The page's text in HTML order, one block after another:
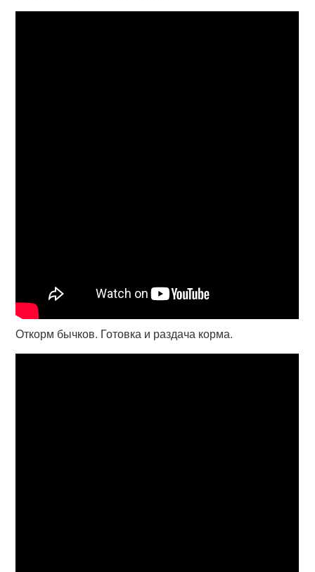
Откорм бычков. Готовка и раздача корма.